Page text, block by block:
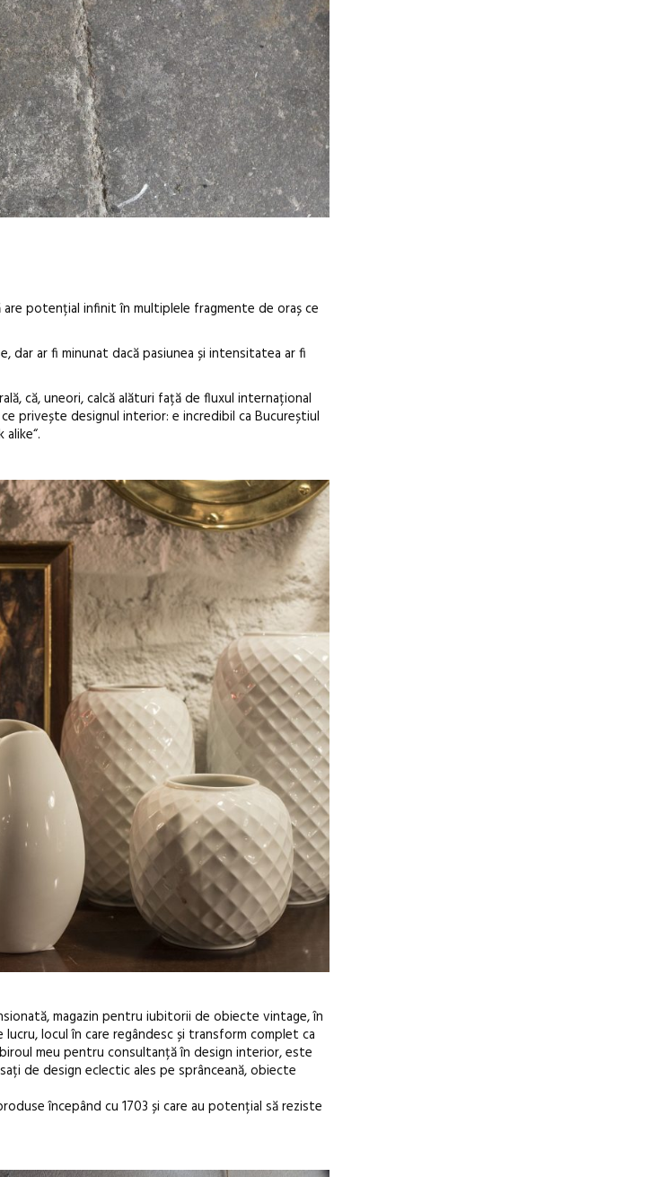
potențial infinit în multiplele fragmente de oraș ce
dar ar fi minunat dacă pasiunea și intensitatea ar fi
că, uneori, calcă alături față de fluxul internațional
privește designul interior: e incredibil ca Bucureștiul
magazin pentru iubitorii de obiecte vintage, în
locul în care regândesc și transform complet ca
meu pentru consultanță în design interior, este
de design eclectic ales pe sprânceană, obiecte
începând cu 1703 și care au potențial să reziste